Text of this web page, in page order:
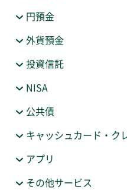
円預金
外貨預金
投資信託
NISA
公共債
キャッシュカード・ク
アプリ
その他サービス